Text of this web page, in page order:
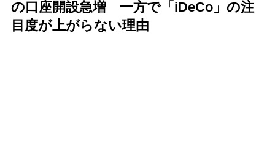
の口座開設急増 一方で「iDeCo」の注
目度が上がらない理由